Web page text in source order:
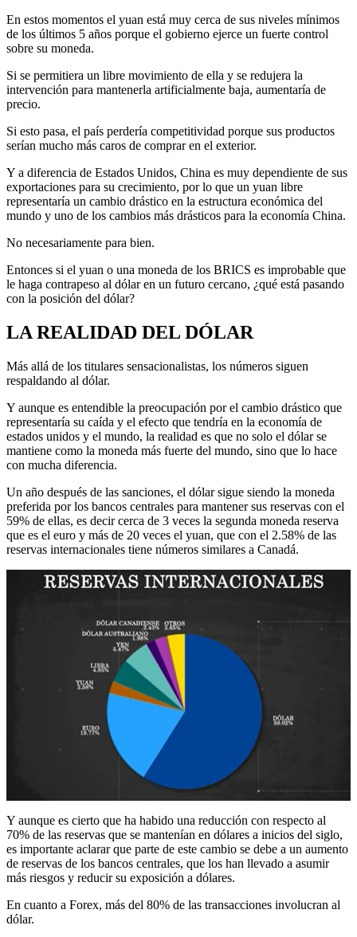
En estos momentos el yuan está muy cerca de sus niveles mínimos
de los últimos 5 años porque el gobierno ejerce un fuerte control
sobre su moneda.
Si se permitiera un libre movimiento de ella y se redujera la
intervención para mantenerla artificialmente baja, aumentaría de
precio.
Si esto pasa, el país perdería competitividad porque sus productos
serían mucho más caros de comprar en el exterior.
Y a diferencia de Estados Unidos, China es muy dependiente de sus
exportaciones para su crecimiento, por lo que un yuan libre
representaría un cambio drástico en la estructura económica del
mundo y uno de los cambios más drásticos para la economía China.
No necesariamente para bien.
Entonces si el yuan o una moneda de los BRICS es improbable que
le haga contrapeso al dólar en un futuro cercano, ¿qué está pasando
con la posición del dólar?
LA REALIDAD DEL DÓLAR
Más allá de los titulares sensacionalistas, los números siguen
respaldando al dólar.
Y aunque es entendible la preocupación por el cambio drástico que
representaría su caída y el efecto que tendría en la economía de
estados unidos y el mundo, la realidad es que no solo el dólar se
mantiene como la moneda más fuerte del mundo, sino que lo hace
con mucha diferencia.
Un año después de las sanciones, el dólar sigue siendo la moneda
preferida por los bancos centrales para mantener sus reservas con el
59% de ellas, es decir cerca de 3 veces la segunda moneda reserva
que es el euro y más de 20 veces el yuan, que con el 2.58% de las
reservas internacionales tiene números similares a Canadá.
Y aunque es cierto que ha habido una reducción con respecto al
70% de las reservas que se mantenían en dólares a inicios del siglo,
es importante aclarar que parte de este cambio se debe a un aumento
de reservas de los bancos centrales, que los han llevado a asumir
más riesgos y reducir su exposición a dólares.
En cuanto a Forex, más del 80% de las transacciones involucran al
dólar.